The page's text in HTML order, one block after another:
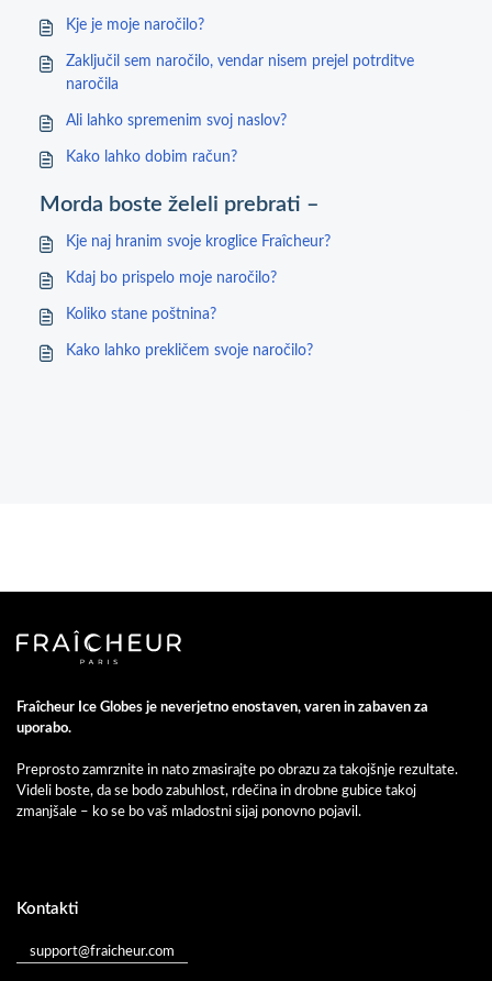
Kje je moje naročilo?
Zaključil sem naročilo, vendar nisem prejel potrditve
naročila
Ali lahko spremenim svoj naslov?
Kako lahko dobim račun?
Morda boste želeli prebrati –
Kje naj hranim svoje kroglice Fraîcheur?
Kdaj bo prispelo moje naročilo?
Koliko stane poštnina?
Kako lahko prekličem svoje naročilo?
Fraîcheur Ice Globes je neverjetno enostaven, varen in zabaven za
uporabo.
Preprosto zamrznite in nato zmasirajte po obrazu za takojšnje rezultate.
Videli boste, da se bodo zabuhlost, rdečina in drobne gubice takoj
zmanjšale – ko se bo vaš mladostni sijaj ponovno pojavil.
Kontakti
support@fraicheur.com